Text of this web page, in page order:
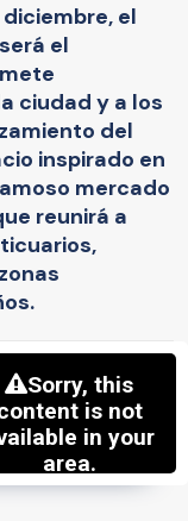
el
el
ciudad y a los
del
inspirado en
mercado
reunirá a